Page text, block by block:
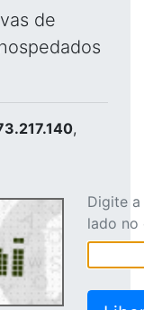
de
,
Digite
lado no